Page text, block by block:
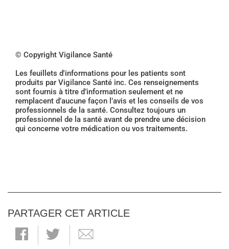
© Copyright Vigilance Santé
Les feuillets d'informations pour les patients sont
produits par Vigilance Santé inc. Ces renseignements
sont fournis à titre d’information seulement et ne
remplacent d’aucune façon l’avis et les conseils de vos
professionnels de la santé. Consultez toujours un
professionnel de la santé avant de prendre une décision
qui concerne votre médication ou vos traitements.
PARTAGER CET ARTICLE